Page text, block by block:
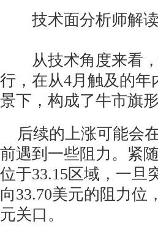
技术面分析师解读
从技术角度来看，
行，在从4月触及的年
景下，构成了牛市旗形
后续的上涨可能会
前遇到一些阻力。紧
位于33.15区域，一旦
向33.70美元的阻力位
元关口。